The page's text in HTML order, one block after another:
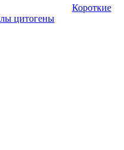
Короткие
цитогены